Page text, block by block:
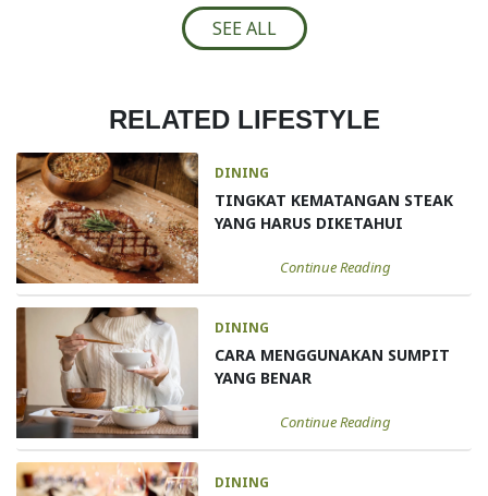
SEE ALL
RELATED LIFESTYLE
DINING
TINGKAT KEMATANGAN STEAK
YANG HARUS DIKETAHUI
Continue Reading
DINING
CARA MENGGUNAKAN SUMPIT
YANG BENAR
Continue Reading
DINING